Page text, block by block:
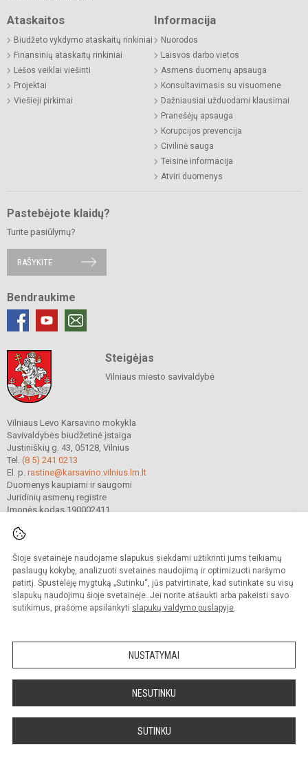
Šioje svetainėje naudojame slapukus siekdami užtikrinti jums teikiamų
paslaugų kokybę, analizuoti svetainės naudojimą ir optimizuoti naršymo
patirtį. Spustelėję mygtuką „Sutinku“, jūs patvirtinate, kad sutinkate su visų
slapukų naudojimu šioje svetainėje. Jei norite atšaukti arba pakeisti savo
sutikimus, prašome apsilankyti slapukų valdymo puslapyje.
NUSTATYMAI
NESUTINKU
SUTINKU
Ataskaitos
Biudžeto vykdymo ataskaitų rinkiniai
Finansinių ataskaitų rinkiniai
Lėšos veiklai viešinti
Projektai
Viešieji pirkimai
Informacija
Nuorodos
Laisvos darbo vietos
Asmens duomenų apsauga
Konsultavimasis su visuomene
Dažniausiai užduodami klausimai
Pranešėjų apsauga
Korupcijos prevencija
Civilinė sauga
Teisinė informacija
Atviri duomenys
Pastebėjote klaidų?
Turite pasiūlymų?
RAŠYKITE
Bendraukime
Steigėjas
Vilniaus miesto savivaldybė
Vilniaus Levo Karsavino mokykla
Savivaldybės biudžetinė įstaiga
Justiniškių g. 43, 05128, Vilnius
Tel. (8 5) 241 0213
El. p. rastine@karsavino.vilnius.lm.lt
Duomenys kaupiami ir saugomi
Juridinių asmenų registre
Įmonės kodas 190002411
© 2022. Vilniaus Levo Karsavino mokykla. Visos teisės saugomos.
Kopijuoti turinį be raštiško gimnazijos sutikimo griežtai draudžiama.
Prieinamumo paraiška Slapukų valdymas
Sumanus būdas atnaujinti